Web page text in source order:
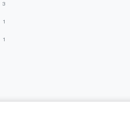
3
1
1